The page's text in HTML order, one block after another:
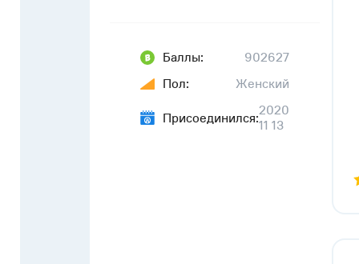
Баллы:
902627
Пол:
Женский
Присоединился:2020
11 13